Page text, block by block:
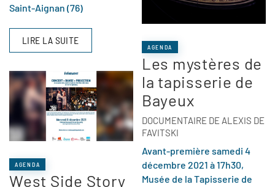
Saint-Aignan (76)
LIRE LA SUITE
AGENDA
West Side Story
AGENDA
Les mystères de
la tapisserie de
Bayeux
DOCUMENTAIRE DE ALEXIS DE
FAVITSKI
Avant-première samedi 4
décembre 2021 à 17h30,
Musée de la Tapisserie de